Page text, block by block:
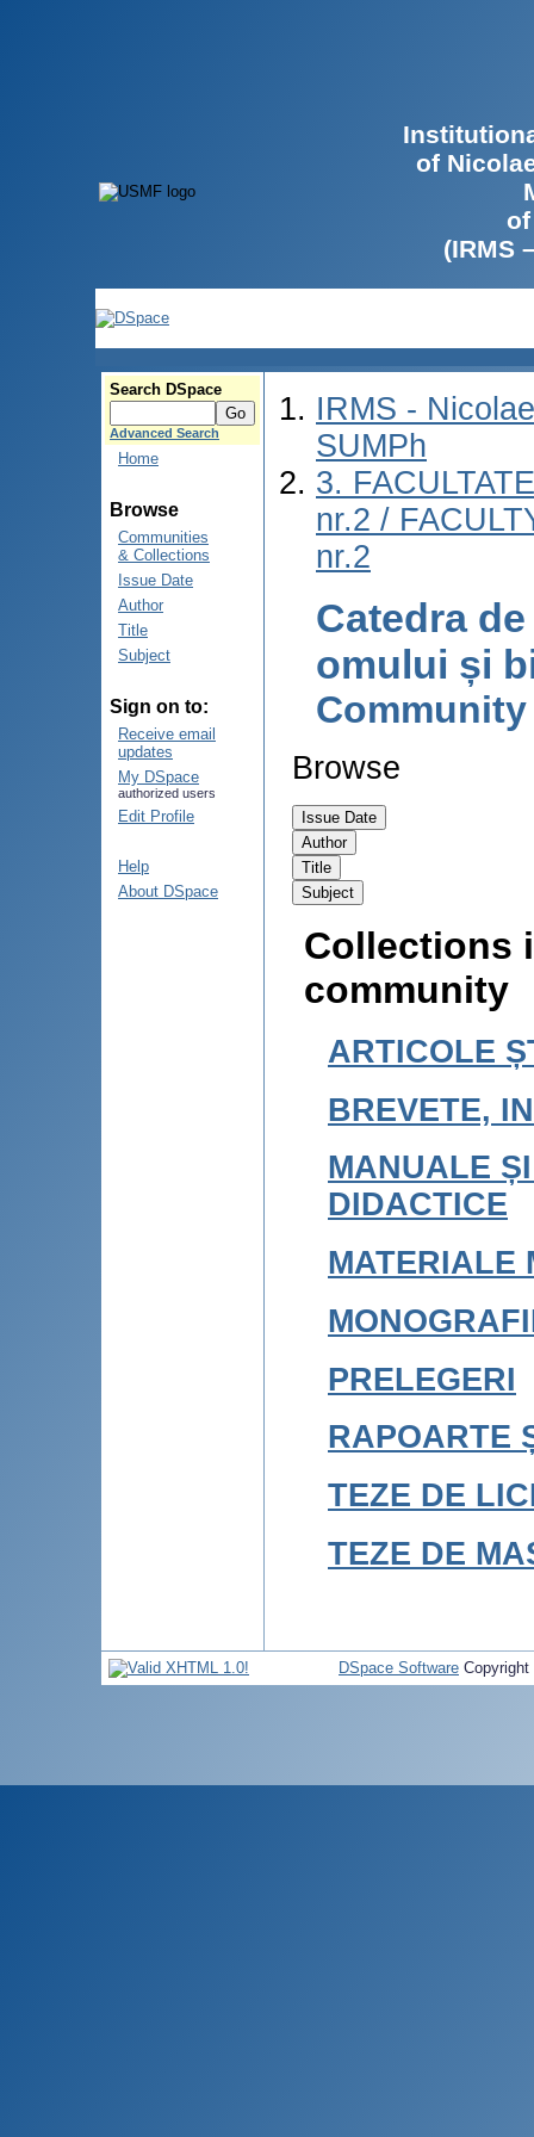
of
(IRMS
Search DSpace
Advanced Search
Home
Browse
Communities
& Collections
Issue Date
Author
Title
Subject
Sign on to:
Receive email
updates
My DSpace
authorized users
Edit Profile
Help
About DSpace
IRMS -
SUMPh
3.
nr.2 /
nr.2
Catedra
omului și
Browse
Collections
community
ARTICOLE
BREVETE,
MANUALE
DIDACTICE
MATERIALE
PRELEGERI
RAPOARTE
TEZE DE
TEZE DE
DSpace Software